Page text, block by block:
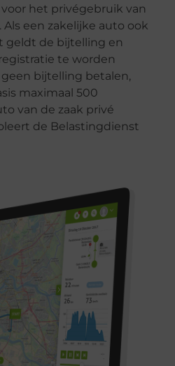
het privégebruik van
Als een zakelijke auto ook
geldt de bijtelling en
te worden
bijtelling betalen,
maximaal 500
van de zaak privé
de Belastingdienst